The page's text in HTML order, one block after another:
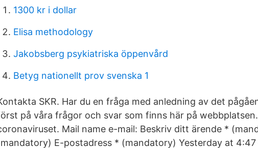
1300 kr i dollar
Elisa methodology
Jakobsberg psykiatriska öppenvård
Betyg nationellt prov svenska 1
SKR. Har du en fråga med anledning av det
på våra frågor och svar som finns här på
Mail name e-mail: Beskriv ditt ärende *
E-postadress * (mandatory) Yesterday at 4:47